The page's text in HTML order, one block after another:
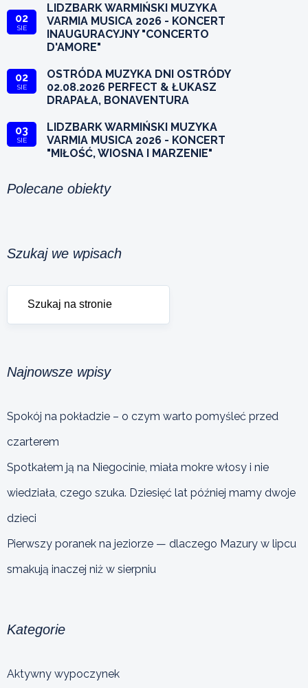
02
SIE
LIDZBARK WARMIŃSKI MUZYKA
VARMIA MUSICA 2026 - KONCERT
INAUGURACYJNY "CONCERTO
D'AMORE"
02
SIE
OSTRÓDA MUZYKA DNI OSTRÓDY
02.08.2026 PERFECT & ŁUKASZ
DRAPAŁA, BONAVENTURA
03
SIE
LIDZBARK WARMIŃSKI MUZYKA
VARMIA MUSICA 2026 - KONCERT
"MIŁOŚĆ, WIOSNA I MARZENIE"
Polecane obiekty
Szukaj we wpisach
Najnowsze wpisy
Spokój na pokładzie – o czym warto pomyśleć przed
czarterem
Spotkałem ją na Niegocinie, miała mokre włosy i nie
wiedziała, czego szuka. Dziesięć lat później mamy dwoje
dzieci
Pierwszy poranek na jeziorze — dlaczego Mazury w lipcu
smakują inaczej niż w sierpniu
Kategorie
Aktywny wypoczynek